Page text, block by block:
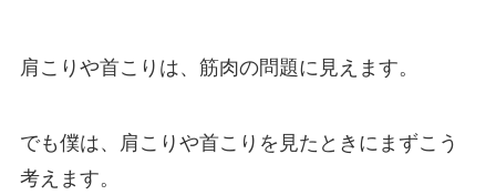
肩こりや首こりは、筋肉の問題に見えます。
でも僕は、肩こりや首こりを見たときにまずこう
考えます。